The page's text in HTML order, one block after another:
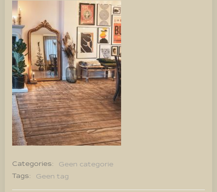
Categories:
Geen categorie
Tags:
Geen tag